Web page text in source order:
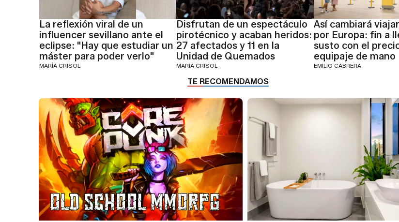
La reflexión viral de un
influencer sevillano ante el
eclipse: "Hay que estudiar un
máster para poder verlo"
MARÍA CRISOL
Disfrutan de un espectáculo
pirotécnico y acaban heridos:
27 afectados y 11 en la
Unidad de Quemados
MARÍA CRISOL
Así cambiará
por Europa: fin a
susto con el
equipaje de mano
EMILIO CABRERA